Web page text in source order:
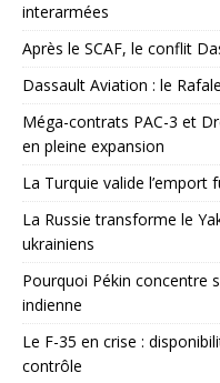
interarmées
Après le SCAF, le conflit
Dassault Aviation : le
Méga-contrats PAC-3 et
en pleine expansion
La Turquie valide l’emport
La Russie transforme le
ukrainiens
Pourquoi Pékin concentre
indienne
Le F-35 en crise :
contrôle